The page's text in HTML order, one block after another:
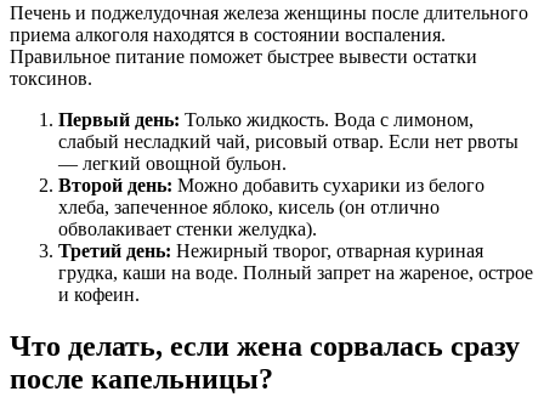
Печень и поджелудочная железа женщины после длительного
приема алкоголя находятся в состоянии воспаления.
Правильное питание поможет быстрее вывести остатки
токсинов.
Первый день: Только жидкость. Вода с лимоном,
слабый несладкий чай, рисовый отвар. Если нет рвоты
— легкий овощной бульон.
Второй день: Можно добавить сухарики из белого
хлеба, запеченное яблоко, кисель (он отлично
обволакивает стенки желудка).
Третий день: Нежирный творог, отварная куриная
грудка, каши на воде. Полный запрет на жареное, острое
и кофеин.
Что делать, если жена сорвалась сразу
после капельницы?